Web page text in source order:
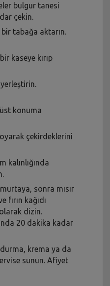
bulgur tanesi
çekin.
tabağa aktarın.
kaseye kırıp
yerleştirin.
üst konuma
çekirdeklerini
kalınlığında
sonra mısır
fırın kağıdı
dizin.
20 dakika kadar
krema ya da
sunun. Afiyet